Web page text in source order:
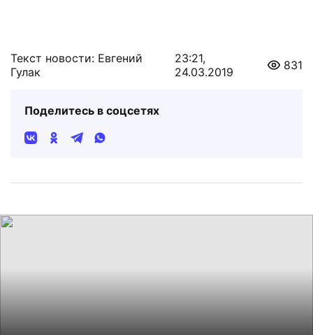
Текст новости: Евгений
Гулак
23:21,
24.03.2019
831
Поделитесь в соцсетях